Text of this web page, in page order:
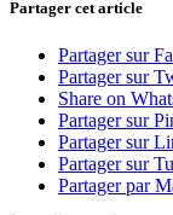
Partager cet article
Partager sur
Partager sur
Share on
Partager sur
Partager sur
Partager sur
Partager par